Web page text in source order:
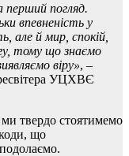
перший погляд.
впевненість у
але й мир, спокій,
тому що знаємо
віру», –
УЦХВЄ
твердо стоятимемо
що